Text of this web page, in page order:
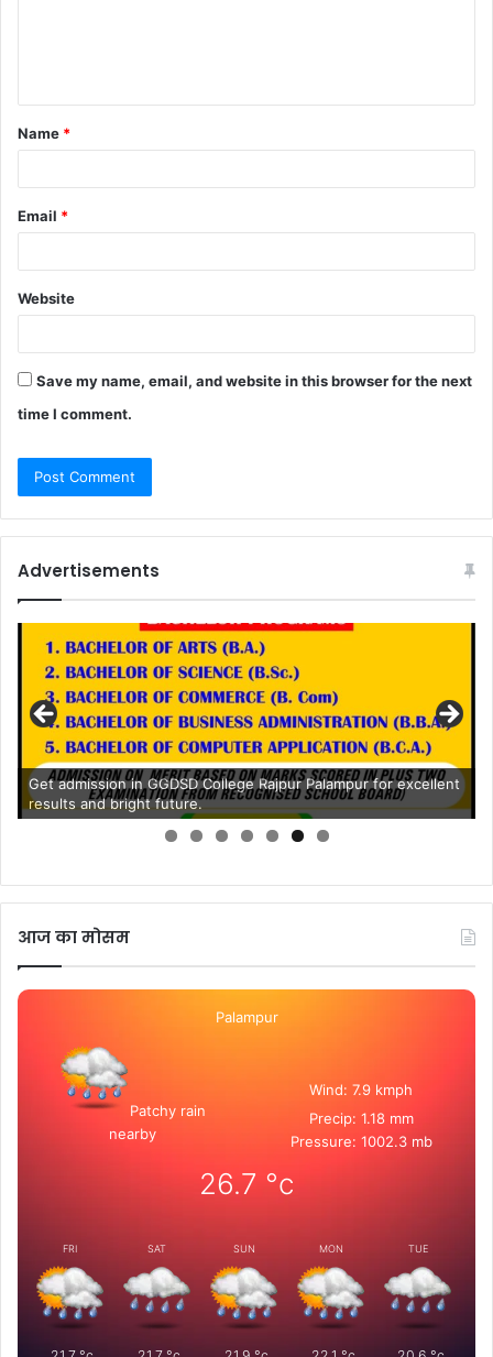
Name *
Email *
Website
Save my name, email, and website in this browser for the next
time I comment.
Advertisements
Get admission in GGDSD College Rajpur Palampur for excellent
results and bright future.
आज का मोसम
Palampur
Patchy rain
nearby
Wind: 7.9 kmph
Precip: 1.18 mm
Pressure: 1002.3 mb
26.7 °c
FRI SAT SUN MON TUE